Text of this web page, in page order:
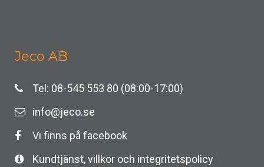
Jeco AB
Tel: 08-545 553 80 (08:00-17:00)
info@jeco.se
Vi finns på facebook
Kundtjänst, villkor och integritetspolicy